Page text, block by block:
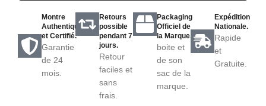
Montre
Authentique
et Certifié.
Garantie
de 24
mois.
Retours
possible
pendant 7
jours.
Retour
faciles et
sans
frais.
Packaging
Officiel de
la Marque.
boite et
de son
sac de la
marque.
Expédition
Nationale.
Rapide
et
Gratuite.